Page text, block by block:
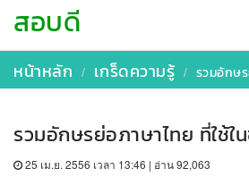
สอบดี
หน้าหลัก เกร็ดความรู้ รวมอักษรย่
รวมอักษรย่อภาษาไทย ที่ใช้ใ
25 เม.ย. 2556 เวลา 13:46 | อ่าน 92,063